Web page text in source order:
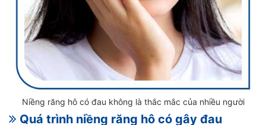
Niềng răng hô có đau không là thắc mắc của nhiều người
Quá trình niềng răng hô có gây đau